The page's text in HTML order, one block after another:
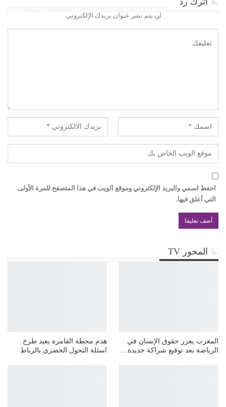
لن يتم نشر عنوان بريدك الإلكتروني.
احفظ اسمي والبريد الإلكتروني وموقع الويب في هذا المتصفح للمرة الأولى
التي أعلق فيها.
المحور TV
المغرب يعزز حقوق الإنسان في
الرياضة بعد توقيع شراكة جديدة…
هدم محطة القامرة يعيد طرح
اسئلة التحول الحضري بالرباط